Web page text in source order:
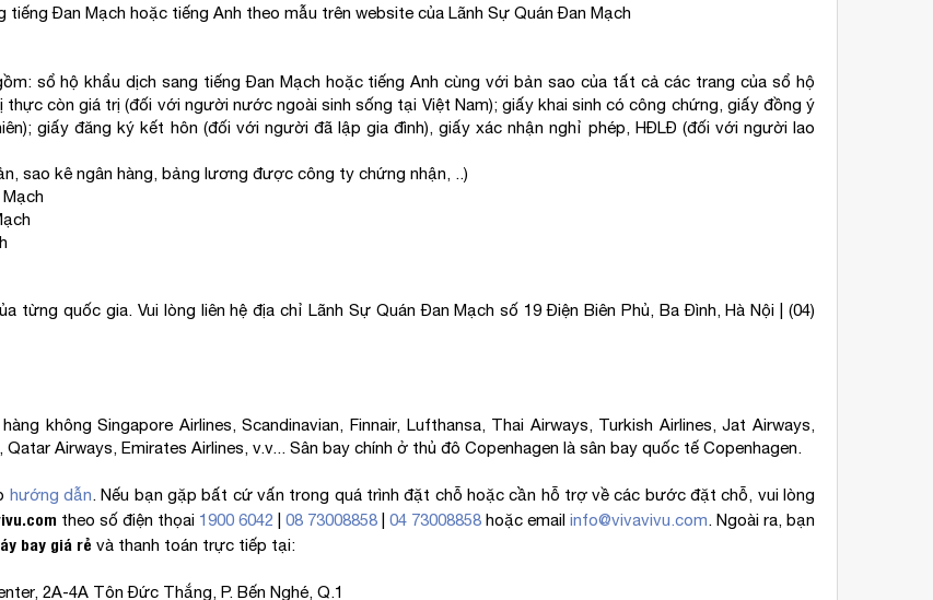
Đan Mạch hoặc tiếng Anh theo mẫu trên website của Lãnh Sự Quán Đan Mạch
sổ hộ khẩu dịch sang tiếng Đan Mạch hoặc tiếng Anh cùng với bản sao của tất cả các trang của sổ hộ
còn giá trị (đối với người nước ngoài sinh sống tại Việt Nam); giấy khai sinh có công chứng, giấy đồng ý
giấy đăng ký kết hôn (đối với người đã lập gia đình), giấy xác nhận nghỉ phép, HĐLĐ (đối với người lao
sao kê ngân hàng, bảng lương được công ty chứng nhận, ..)
quốc gia. Vui lòng liên hệ địa chỉ Lãnh Sự Quán Đan Mạch số 19 Điện Biên Phủ, Ba Đình, Hà Nội | (04)
không Singapore Airlines, Scandinavian, Finnair, Lufthansa, Thai Airways, Turkish Airlines, Jat Airways,
Airways, Emirates Airlines, v.v... Sân bay chính ở thủ đô Copenhagen là sân bay quốc tế Copenhagen.
hướng dẫn. Nếu bạn gặp bất cứ vấn trong quá trình đặt chỗ hoặc cần hỗ trợ về các bước đặt chỗ, vui lòng
theo số điện thọai 1900 6042 | 08 73008858| 04 73008858hoặc email info@vivavivu.com. Ngoài ra, bạn
bay giá rẻ và thanh toán trực tiếp tại:
2A-4A Tôn Đức Thắng, P. Bến Nghé, Q.1